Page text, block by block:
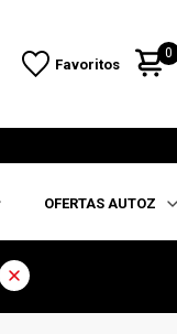
Favoritos
0
OFERTAS AUTOZ